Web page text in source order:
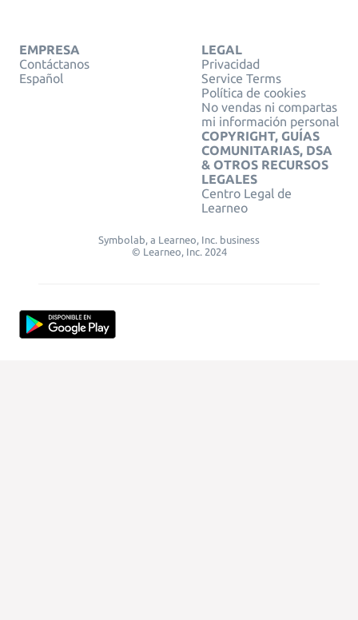
EMPRESA
Contáctanos
Español
LEGAL
Privacidad
Service Terms
Política de cookies
No vendas ni compartas
mi información personal
COPYRIGHT, GUÍAS
COMUNITARIAS, DSA
& OTROS RECURSOS
LEGALES
Centro Legal de
Learneo
Symbolab, a Learneo, Inc. business
© Learneo, Inc. 2024